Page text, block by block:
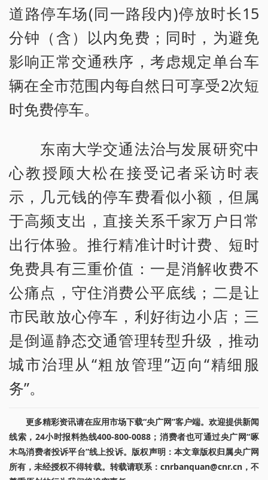
道路停车场(同一路段内)停放时长15
分钟（含）以内免费；同时，为避免
影响正常交通秩序，考虑规定单台车
辆在全市范围内每自然日可享受2次短
时免费停车。
东南大学交通法治与发展研究中
心教授顾大松在接受记者采访时表
示，几元钱的停车费看似小额，但属
于高频支出，直接关系千家万户日常
出行体验。推行精准计时计费、短时
免费具有三重价值：一是消解收费不
公痛点，守住消费公平底线；二是让
市民敢放心停车，利好街边小店；三
是倒逼静态交通管理转型升级，推动
城市治理从“粗放管理”迈向“精细服
务”。
更多精彩资讯请在应用市场下载“央广网”客户端。欢迎提供新闻
线索，24小时报料热线400-800-0088；消费者也可通过央广网“啄
木鸟消费者投诉平台”线上投诉。版权声明：本文章版权归属央广网
所有，未经授权不得转载。转载请联系：cnrbanquan@cnr.cn，不